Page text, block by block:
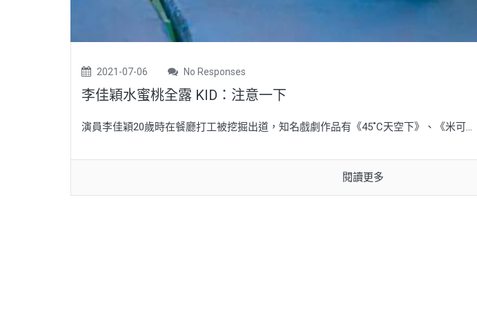
2021-07-06 No Responses
李佳穎水蜜桃全露 KID：注意一下
演員李佳穎20歲時在餐廳打工被挖掘出道，知名戲劇作品有《45˚C天空下》、《米可...
閱讀更多